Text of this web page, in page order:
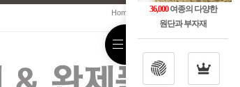
36,000여종의 다양한
원단과 부자재
Home 완제품.DIY패키지